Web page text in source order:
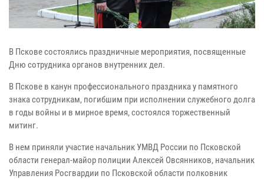
В Пскове состоялись праздничные мероприятия, посвященные
Дню сотрудника органов внутренних дел.
В Пскове в канун профессионального праздника у памятного
знака сотрудникам, погибшим при исполнении служебного долга
в годы войны и в мирное время, состоялся торжественный
митинг.
В нем приняли участие начальник УМВД России по Псковской
области генерал-майор полиции Алексей Овсянников, начальник
Управления Росгвардии по Псковской области полковник